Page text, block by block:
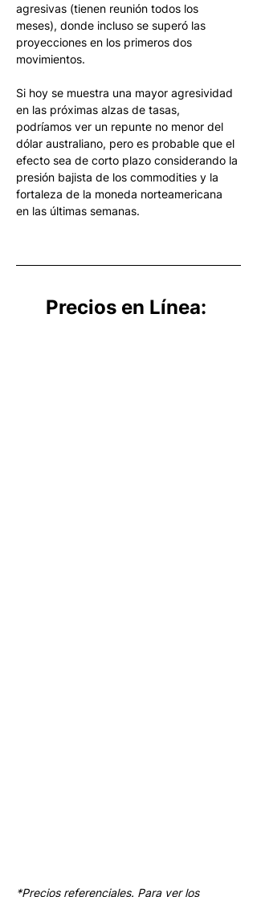
agresivas (tienen reunión todos los
meses), donde incluso se superó las
proyecciones en los primeros dos
movimientos.
Si hoy se muestra una mayor agresividad
en las próximas alzas de tasas,
podríamos ver un repunte no menor del
dólar australiano, pero es probable que el
efecto sea de corto plazo considerando la
presión bajista de los commodities y la
fortaleza de la moneda norteamericana
en las últimas semanas.
Precios en Línea:
*Precios referenciales. Para ver los